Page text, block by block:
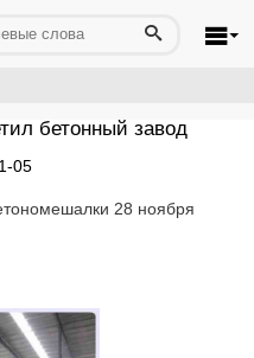
бетонный завод
05
28 ноября